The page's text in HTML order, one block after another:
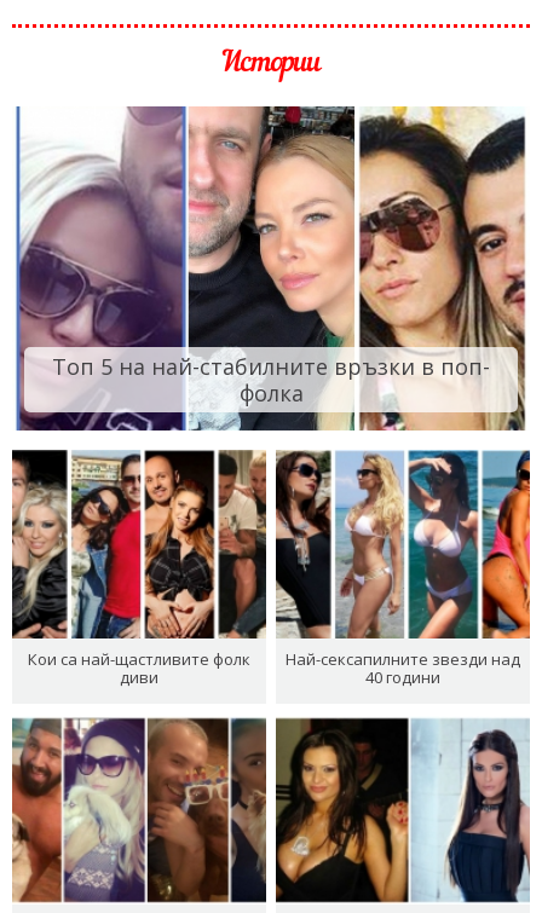
Истории
Топ 5 на най-стабилните връзки в поп-
фолка
Кои са най-щастливите фолк
диви
Най-сексапилните звезди над
40 години